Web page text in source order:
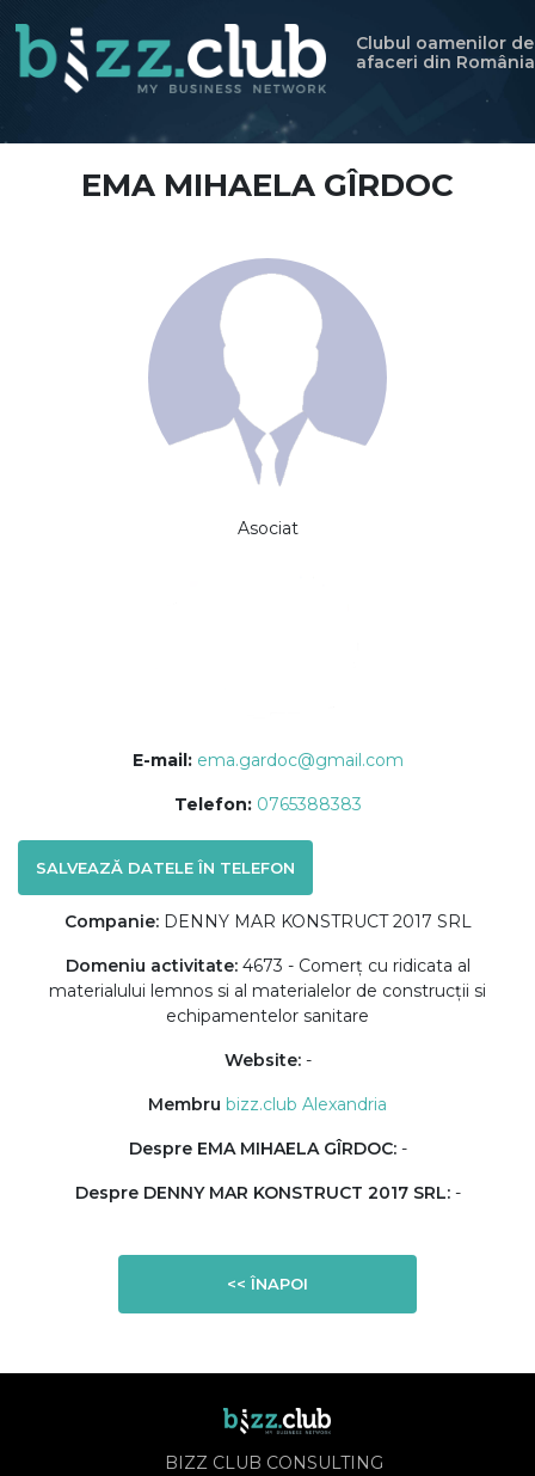
Clubul oamenilor de
afaceri din România
EMA MIHAELA GÎRDOC
Asociat
E-mail: ema.gardoc@gmail.com
Telefon: 0765388383
SALVEAZĂ DATELE ÎN TELEFON
Companie:DENNY MAR KONSTRUCT 2017 SRL
Domeniu activitate:4673 - Comerț cu ridicata al
materialului lemnos si al materialelor de construcții si
echipamentelor sanitare
Website:-
Membru bizz.club Alexandria
Despre EMA MIHAELA GÎRDOC: -
Despre DENNY MAR KONSTRUCT 2017 SRL: -
<< ÎNAPOI
BIZZ CLUB CONSULTING